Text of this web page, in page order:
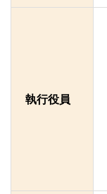
執行役員